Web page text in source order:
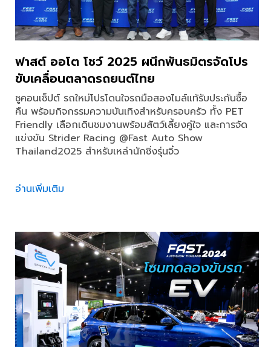
ฟาสต์ ออโต โชว์ 2025 ผนึกพันธมิตรจัดโปร
ขับเคลื่อนตลาดรถยนต์ไทย
ชูคอนเซ็ปต์ รถใหม่โปรโดนใจรถมือสองไมล์แท้รับประกันซื้อ
คืน พร้อมกิจกรรมความบันเทิงสำหรับครอบครัว ทั้ง PET
Friendly เลือกเดินชมงานพร้อมสัตว์เลี้ยงคู่ใจ และการจัด
แข่งขัน Strider Racing @Fast Auto Show
Thailand2025 สำหรับเหล่านักซิ่งรุ่นจิ๋ว
อ่านเพิ่มเติม